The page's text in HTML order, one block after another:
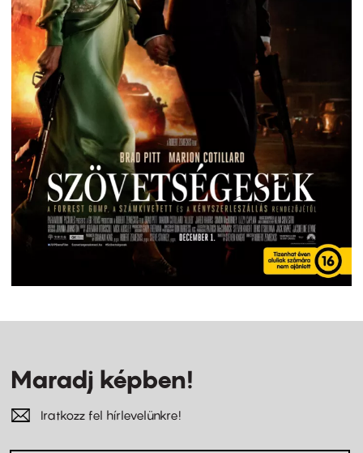
Maradj képben!
Iratkozz fel hírlevelünkre!